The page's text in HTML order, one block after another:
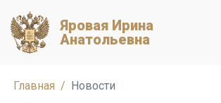
Яровая Ирина
Анатольевна
Главная Новости